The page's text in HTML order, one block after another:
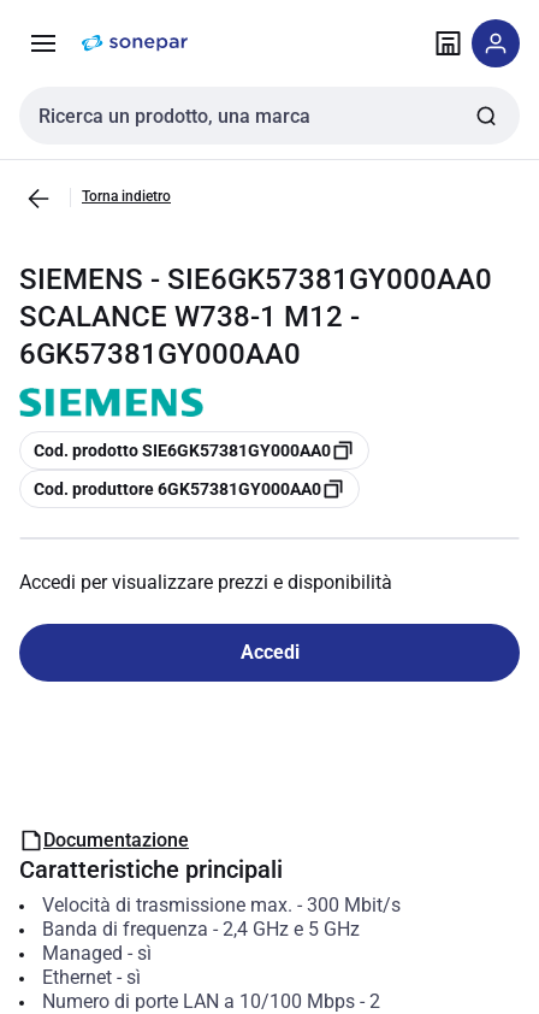
navigazione alla
Cerca input
Torna indietro
SIEMENS - SIE6GK57381GY000AA0
SCALANCE W738-1 M12 -
6GK57381GY000AA0
copia
Cod. prodotto SIE6GK57381GY000AA0
copia
Cod. produttore 6GK57381GY000AA0
Accedi per visualizzare prezzi e disponibilità
Accedi
Documentazione
Caratteristiche principali
Velocità di trasmissione max. - 300 Mbit/s
Banda di frequenza - 2,4 GHz e 5 GHz
Managed - sì
Ethernet- sì
Numero di porte LAN a 10/100 Mbps- 2